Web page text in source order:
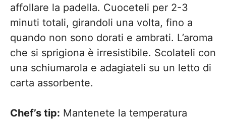
affollare la padella. Cuoceteli per 2-3
minuti totali, girandoli una volta, fino a
quando non sono dorati e ambrati. L’aroma
che si sprigiona è irresistibile. Scolateli con
una schiumarola e adagiateli su un letto di
carta assorbente.
Chef’s tip: Mantenete la temperatura